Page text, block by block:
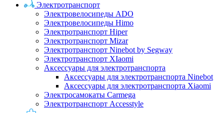
Электротранспорт
Электровелосипеды ADO
Электровелосипеды Himo
Электротранспорт Hiper
Электротранспорт Mizar
Электротранспорт Ninebot by Segway
Электротранспорт XIaomi
Аксессуары для электротранспорта
Аксессуары для электротранспорта Ninebot
Аксессуары для электротранспорта Xiaomi
Электросамокаты Carmega
Электротранспорт Accesstyle